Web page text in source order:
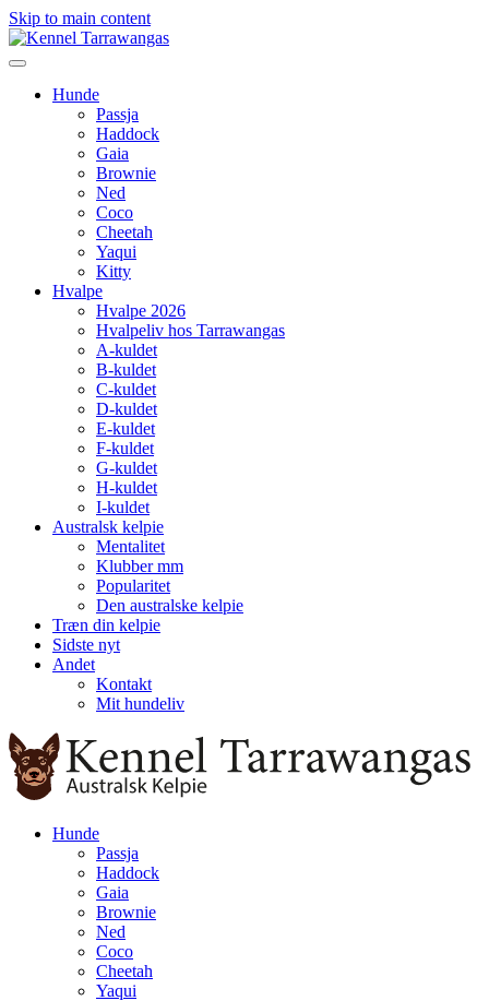
Skip to main content
Hunde
Passja
Haddock
Gaia
Brownie
Ned
Coco
Cheetah
Yaqui
Kitty
Hvalpe
Hvalpe 2026
Hvalpeliv hos Tarrawangas
A-kuldet
B-kuldet
C-kuldet
D-kuldet
E-kuldet
F-kuldet
G-kuldet
H-kuldet
I-kuldet
Australsk kelpie
Mentalitet
Klubber mm
Popularitet
Den australske kelpie
Træn din kelpie
Sidste nyt
Andet
Kontakt
Mit hundeliv
Hunde
Passja
Haddock
Gaia
Brownie
Ned
Coco
Cheetah
Yaqui